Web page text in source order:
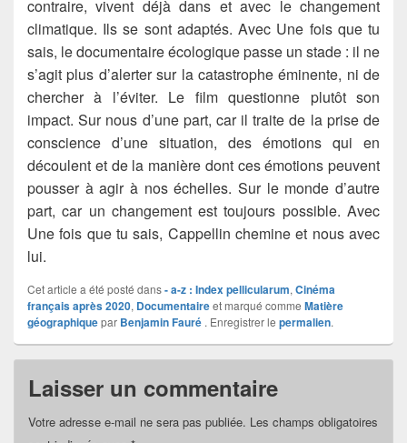
contraire, vivent déjà dans et avec le changement
climatique. Ils se sont adaptés. Avec Une fois que tu
sais, le documentaire écologique passe un stade : il ne
s’agit plus d’alerter sur la catastrophe éminente, ni de
chercher à l’éviter. Le film questionne plutôt son
impact. Sur nous d’une part, car il traite de la prise de
conscience d’une situation, des émotions qui en
découlent et de la manière dont ces émotions peuvent
pousser à agir à nos échelles. Sur le monde d’autre
part, car un changement est toujours possible. Avec
Une fois que tu sais, Cappellin chemine et nous avec
lui.
Cet article a été posté dans- a-z : Index pellicularum, Cinéma
français après 2020, Documentaireet marqué comme Matière
géographiquepar Benjamin Fauré . Enregistrer le permalien.
Laisser un commentaire
Votre adresse e-mail ne sera pas publiée. Les champs obligatoires